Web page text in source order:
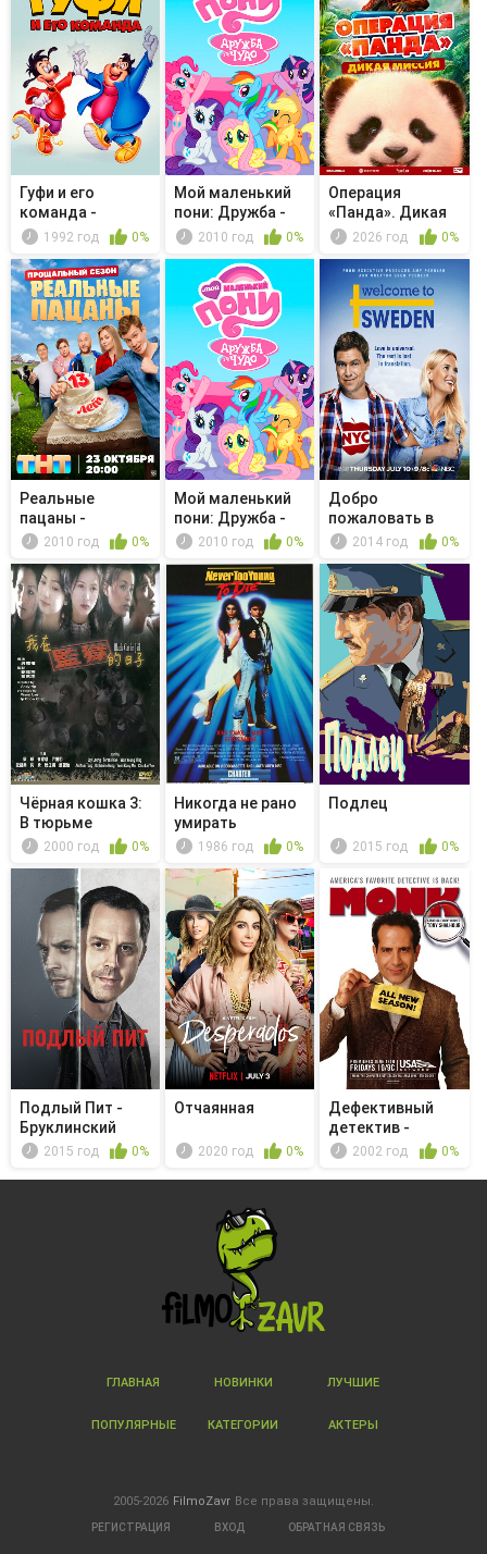
Гуфи и его
команда -
Готовь
1992 год 0%
Мой маленький
пони: Дружба -
это чудо...
2010 год 0%
Операция
«Панда». Дикая
миссия
2026 год 0%
Реальные
пацаны -
Большой брат
2010 год 0%
Мой маленький
пони: Дружба -
это чудо...
2010 год 0%
Добро
пожаловать в
Швецию -
2014 год 0%
Чёрная кошка 3:
В тюрьме
2000 год 0%
Никогда не рано
умирать
1986 год 0%
Подлец
2015 год 0%
Подлый Пит -
Бруклинский
поташ2015 год 0%
Отчаянная
2020 год 0%
Дефективный
детектив -
Мистер Монк и ...
2002 год 0%
ГЛАВНАЯ НОВИНКИ ЛУЧШИЕ
ПОПУЛЯРНЫЕ КАТЕГОРИИ АКТЕРЫ
2005-2026 FilmoZavr Все права защищены.
РЕГИСТРАЦИЯ ВХОД ОБРАТНАЯ СВЯЗЬ